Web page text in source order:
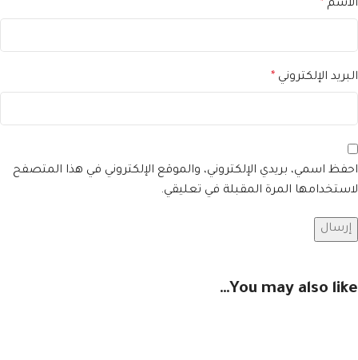
الاسم *
البريد الإلكتروني *
احفظ اسمي، بريدي الإلكتروني، والموقع الإلكتروني في هذا المتصفح
لاستخدامها المرة المقبلة في تعليقي.
You may also like…